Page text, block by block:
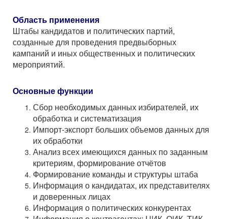
Область применения
Штабы кандидатов и политических партий,
созданные для проведения предвыборных
кампаний и иных общественных и политических
мероприятий.
Основные функции
Сбор необходимых данных избирателей, их
обработка и систематизация
Импорт-экспорт больших объемов данных для
их обработки
Анализ всех имеющихся данных по заданным
критериям, формирование отчётов
Формирование команды и структуры штаба
Информация о кандидатах, их представителях
и доверенных лицах
Информация о политических конкурентах